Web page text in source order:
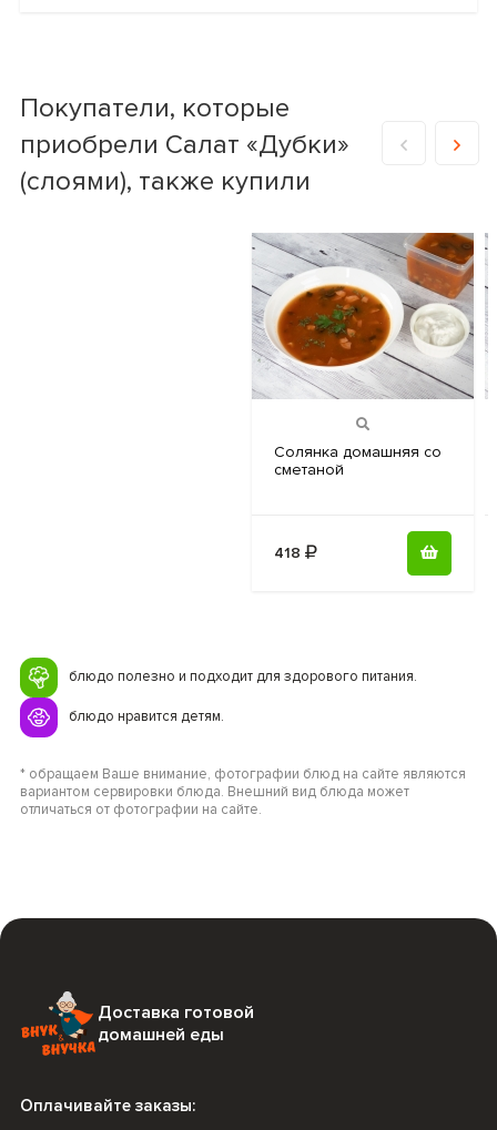
Покупатели, которые
приобрели Салат «Дубки»
(слоями), также купили
Cолянка домашняя со
сметаной
418
блюдо полезно и подходит для здорового питания.
блюдо нравится детям.
* обращаем Ваше внимание, фотографии блюд на сайте являются
вариантом сервировки блюда. Внешний вид блюда может
отличаться от фотографии на сайте.
Доставка готовой
домашней еды
Оплачивайте заказы: